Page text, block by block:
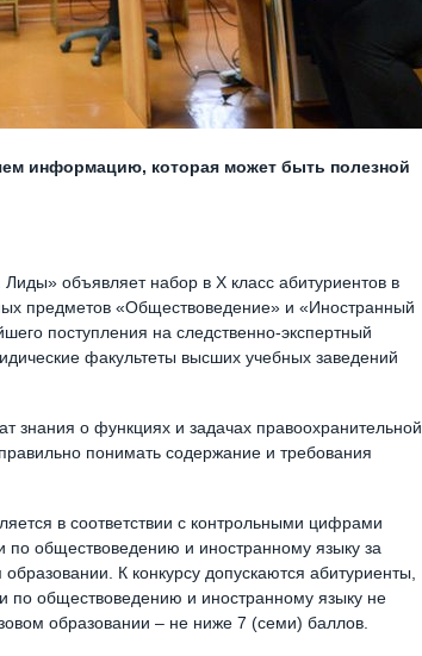
информацию, которая может быть полезной
объявляет набор в Х класс абитуриентов в
предметов «Обществоведение» и «Иностранный
поступления на следственно-экспертный
факультеты высших учебных заведений
знания о функциях и задачах правоохранительной
понимать содержание и требования
в соответствии с контрольными цифрами
по обществоведению и иностранному языку за
К конкурсу допускаются абитуриенты,
по обществоведению и иностранному языку не
образовании – не ниже 7 (семи) баллов.